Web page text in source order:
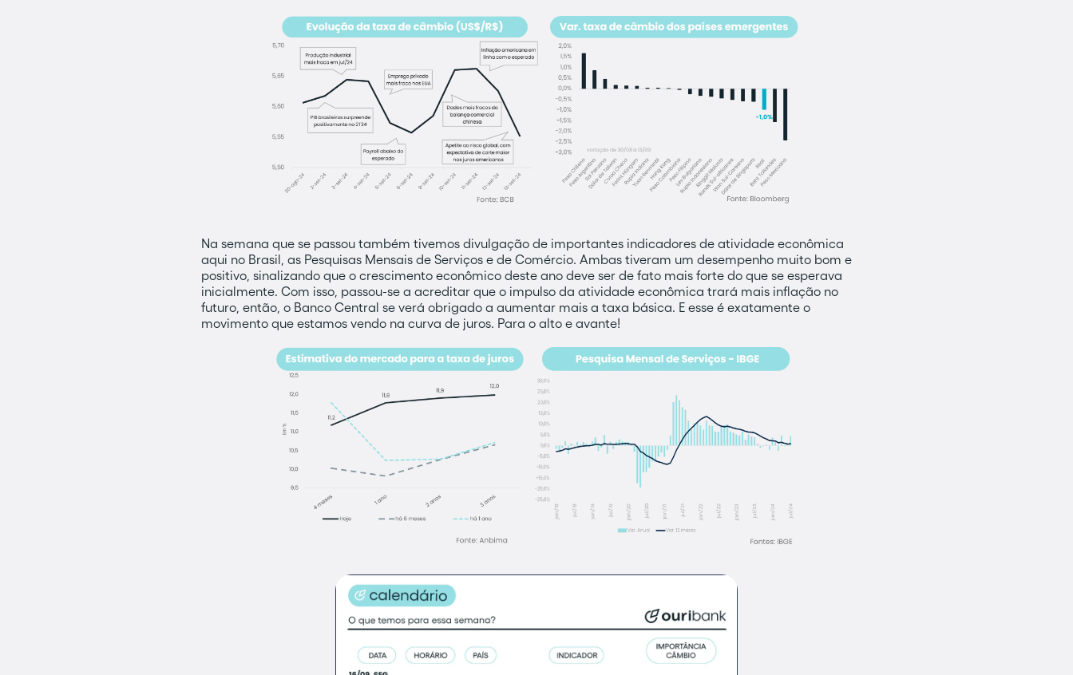
Na semana que se passou também tivemos divulgação de importantes indicadores de atividade econômica
aqui no Brasil, as Pesquisas Mensais de Serviços e de Comércio. Ambas tiveram um desempenho muito bom e
positivo, sinalizando que o crescimento econômico deste ano deve ser de fato mais forte do que se esperava
inicialmente. Com isso, passou-se a acreditar que o impulso da atividade econômica trará mais inflação no
futuro, então, o Banco Central se verá obrigado a aumentar mais a taxa básica. E esse é exatamente o
movimento que estamos vendo na curva de juros. Para o alto e avante!